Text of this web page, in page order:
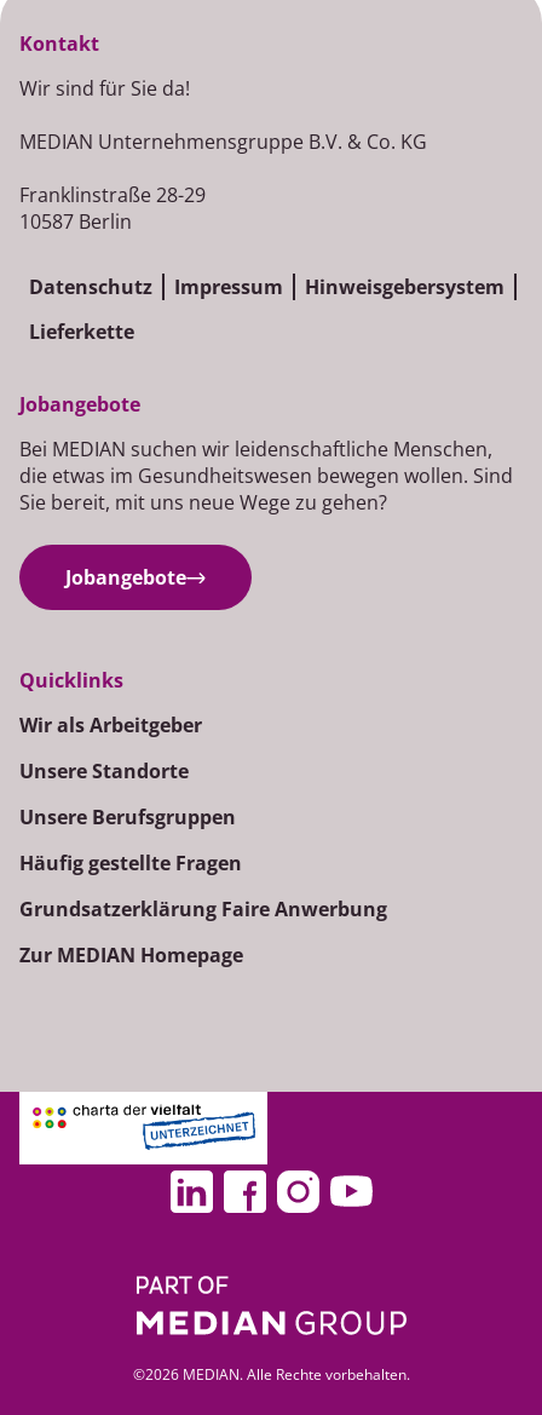
Kontakt
Wir sind für Sie da!
MEDIAN Unternehmensgruppe B.V. & Co. KG
Franklinstraße 28-29
10587 Berlin
Datenschutz Impressum
Hinweisgebersystem
Lieferkette
Jobangebote
Bei MEDIAN suchen wir leidenschaftliche Menschen,
die etwas im Gesundheitswesen bewegen wollen. Sind
Sie bereit, mit uns neue Wege zu gehen?
Jobangebote
Quicklinks
Wir als Arbeitgeber
Unsere Standorte
Unsere Berufsgruppen
Häufig gestellte Fragen
Grundsatzerklärung Faire Anwerbung
Zur MEDIAN Homepage
©2026 MEDIAN. Alle Rechte vorbehalten.